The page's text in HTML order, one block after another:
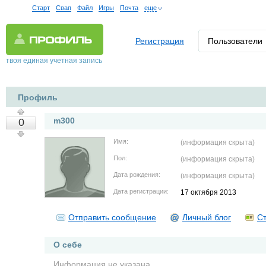
Старт Свап Файл Игры Почта еще
твоя единая учетная запись
Регистрация Пользователи
Профиль
0 m300
Имя: (информация скрыта)
Пол: (информация скрыта)
Дата рождения: (информация скрыта)
Дата регистрации: 17 октября 2013
Отправить сообщение Личный блог
О себе